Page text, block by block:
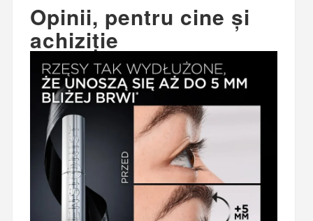
Opinii, pentru cine și
achiziție